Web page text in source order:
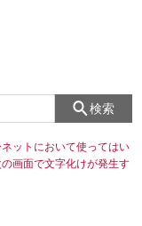
検索
ットにおいて使ってはい
画面で文字化けが発生す